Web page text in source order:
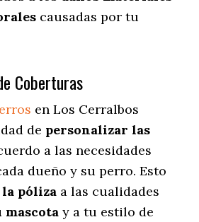
causadas por tu
Coberturas
en Los Cerralbos
de personalizar las
a las necesidades
dueño y su perro. Esto
póliza a las cualidades
mascota y a tu estilo de